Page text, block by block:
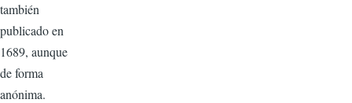
también
publicado en
1689, aunque
de forma
anónima.